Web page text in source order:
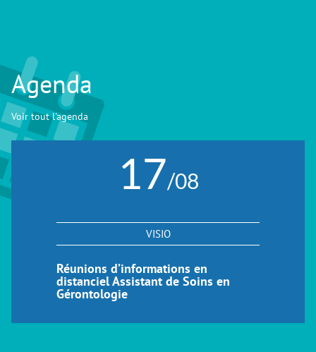
Agenda
Voir tout l'agenda
17/08
VISIO
Réunions d’informations en
distanciel Assistant de Soins en
Gérontologie